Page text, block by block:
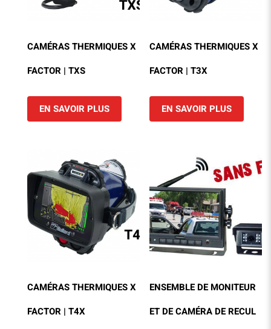
CAMÉRAS THERMIQUES X
FACTOR | TXS
EN SAVOIR PLUS
CAMÉRAS THERMIQUES X
FACTOR | T3X
EN SAVOIR PLUS
CAMÉRAS THERMIQUES X
FACTOR | T4X
ENSEMBLE DE MONITEUR
ET DE CAMÉRA DE RECUL